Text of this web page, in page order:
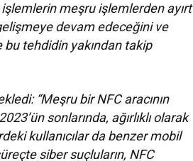
meşru işlemlerden ayırt
devam edeceğini ve
bu tehdidin yakından takip
“Meşru bir NFC aracının
sonlarında, ağırlıklı olarak
kullanıcılar da benzer mobil
siber suçluların, NFC